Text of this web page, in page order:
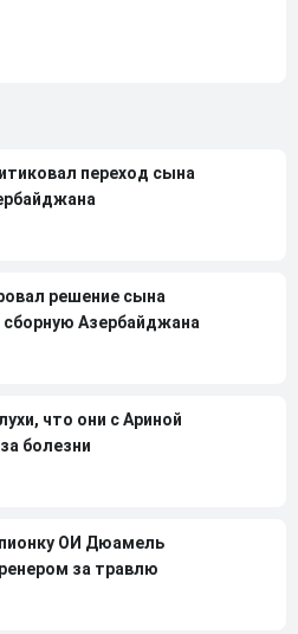
переход сына
решение сына
Азербайджана
что они с Ариной
болезни
ОИ Дюамель
за травлю